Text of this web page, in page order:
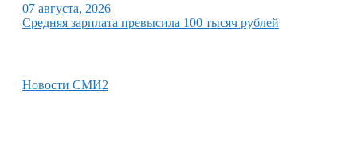
07 августа, 2026
Средняя зарплата превысила 100 тысяч рублей
Новости СМИ2